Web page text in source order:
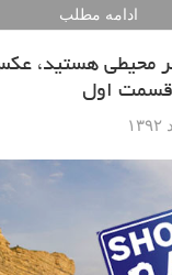
ادامه مطلب
محیطی هستید،
قسمت اول